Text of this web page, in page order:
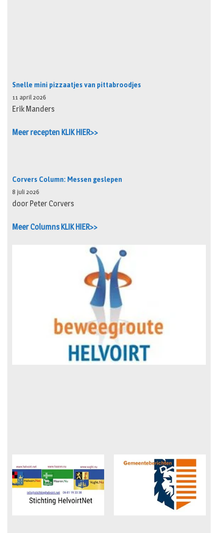
Snelle mini pizzaatjes van pittabroodjes
11 april 2026
Erik Manders
Meer recepten KLIK HIER>>
Corvers Column: Messen geslepen
8 juli 2026
door Peter Corvers
Meer Columns KLIK HIER>>